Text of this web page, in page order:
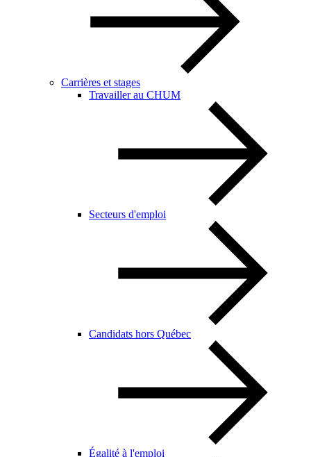
Carrières et stages
Travailler au CHUM
Secteurs d'emploi
Candidats hors Québec
Égalité à l'emploi